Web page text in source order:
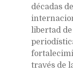
décadas
libertad
través de